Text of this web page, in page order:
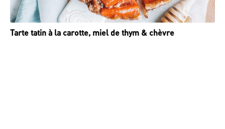
Tarte tatin à la carotte, miel de thym & chèvre